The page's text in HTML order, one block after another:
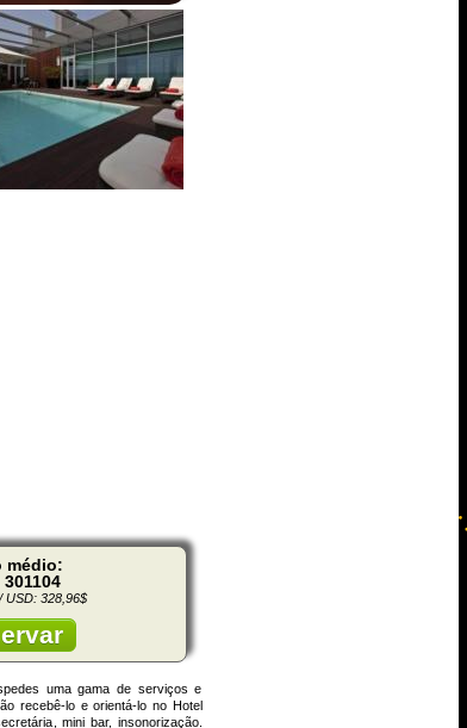
médio:
USD: 328,96$
uma gama de serviços e
recebê-lo e orientá-lo no Hotel
mini bar, insonorização.